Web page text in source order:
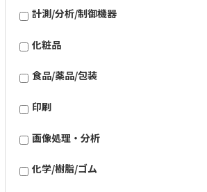
計測/分析/制御機器
化粧品
食品/薬品/包装
印刷
画像処理・分析
化学/樹脂/ゴム